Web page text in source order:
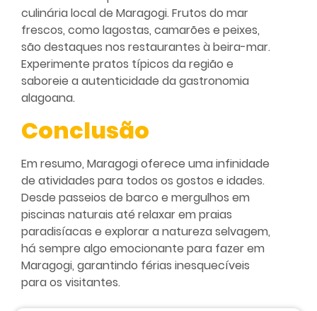
culinária local de Maragogi. Frutos do mar
frescos, como lagostas, camarões e peixes,
são destaques nos restaurantes à beira-mar.
Experimente pratos típicos da região e
saboreie a autenticidade da gastronomia
alagoana.
Conclusão
Em resumo, Maragogi oferece uma infinidade
de atividades para todos os gostos e idades.
Desde passeios de barco e mergulhos em
piscinas naturais até relaxar em praias
paradisíacas e explorar a natureza selvagem,
há sempre algo emocionante para fazer em
Maragogi, garantindo férias inesquecíveis
para os visitantes.